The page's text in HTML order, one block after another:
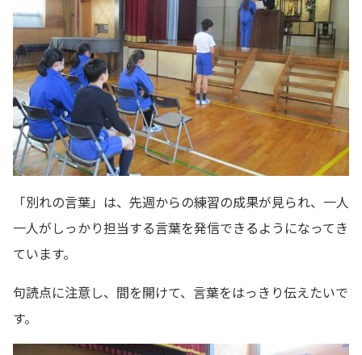
「別れの言葉」は、先週からの練習の成果が見られ、一人
一人がしっかり担当する言葉を発信できるようになってき
ています。
句読点に注意し、間を開けて、言葉をはっきり伝えたいで
す。